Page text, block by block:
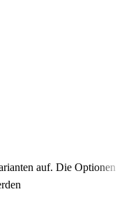
auf. Die Optionen